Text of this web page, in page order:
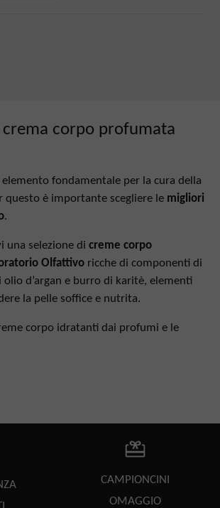
crema corpo profumata
elemento fondamentale per la cura della
questo è importante scegliere le migliori
.
una selezione di creme corpo
Olfattivo ricche di componenti di
d’argan e burro di karitè, elementi
la pelle soffice e nutrita.
corpo idratanti dai profumi e le
CAMPIONCINI
OMAGGIO